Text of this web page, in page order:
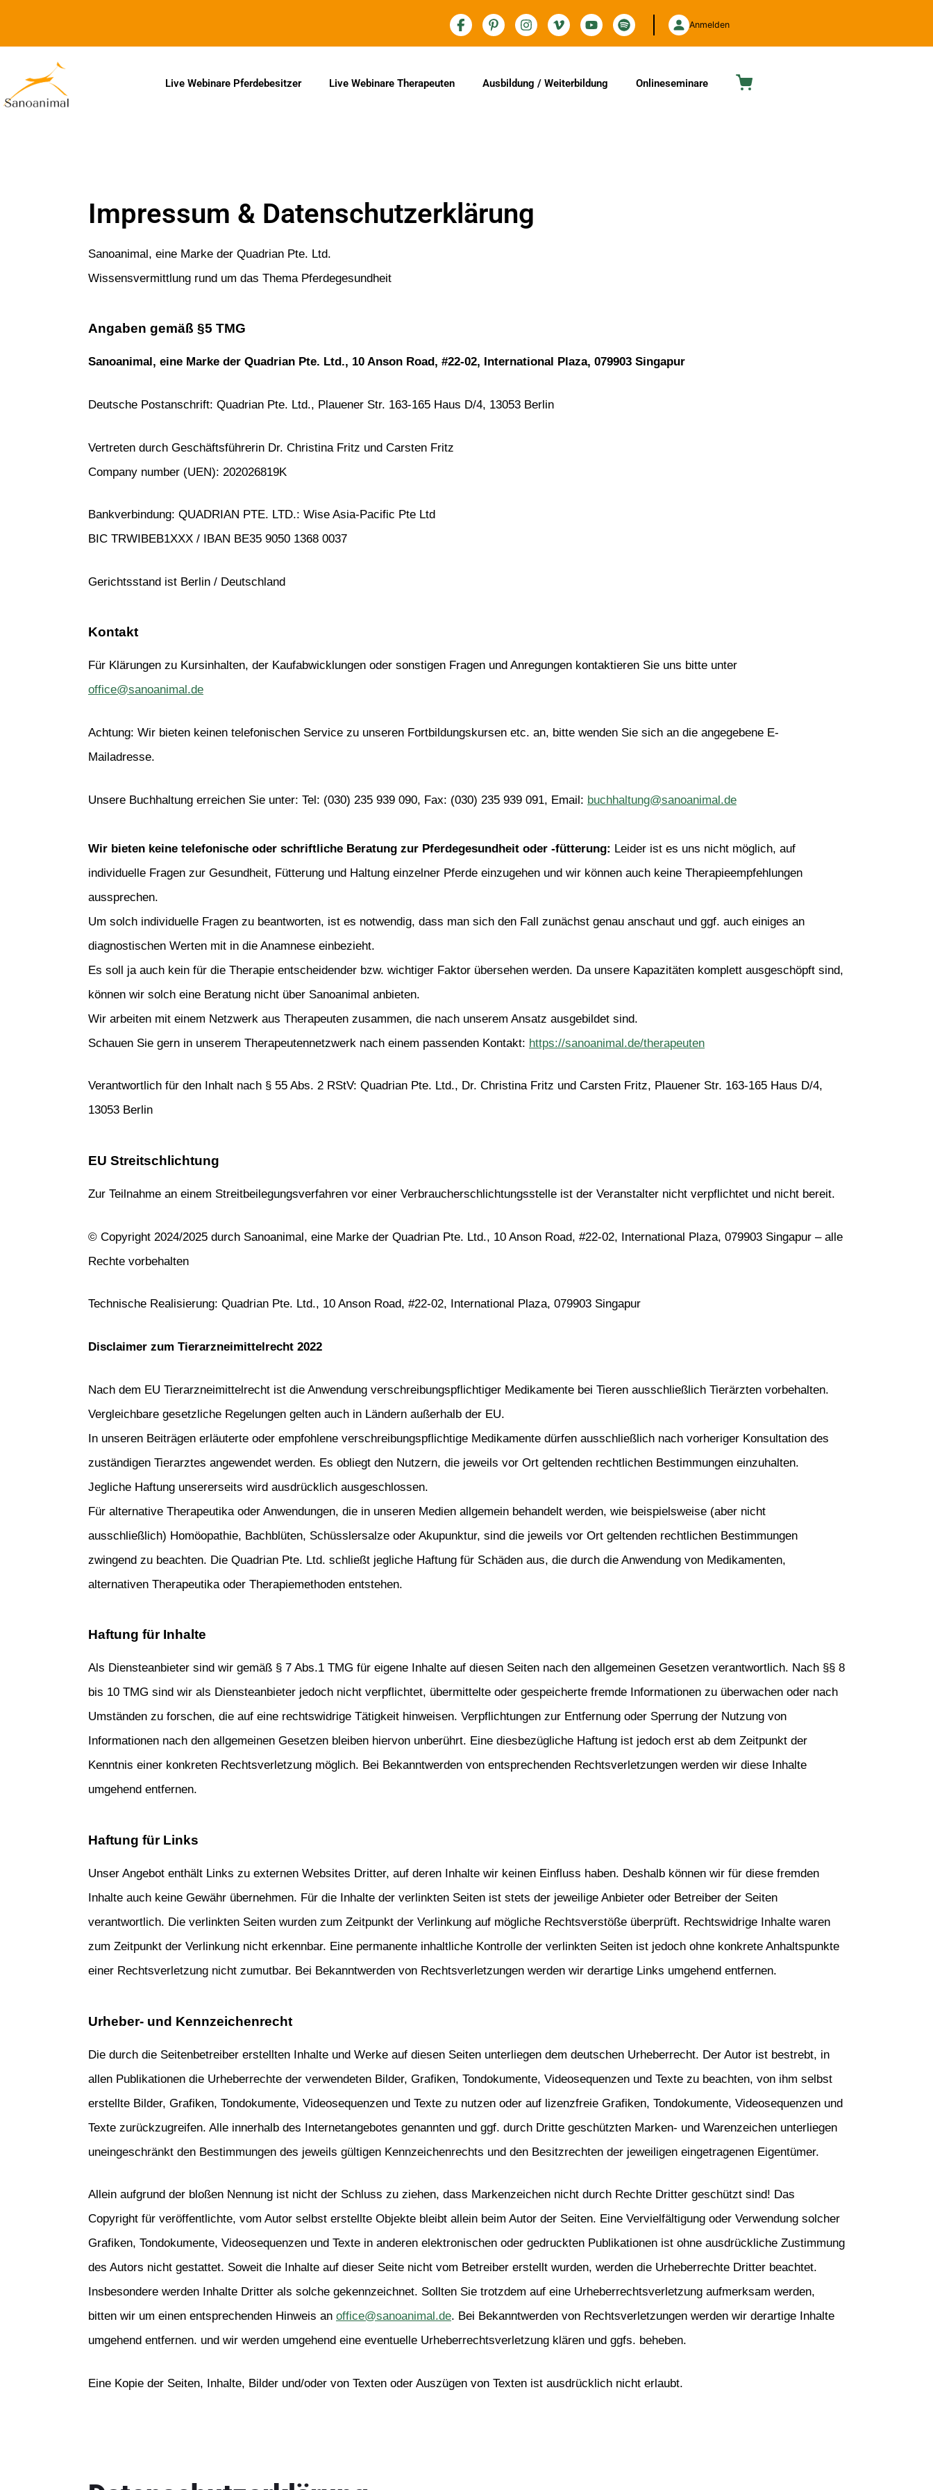
Anmelden
Live Webinare Pferdebesitzer Live Webinare Therapeuten Ausbildung / Weiterbildung Onlineseminare
Impressum & Datenschutzerklärung
Sanoanimal, eine Marke der Quadrian Pte. Ltd.
Wissensvermittlung rund um das Thema Pferdegesundheit
Angaben gemäß §5 TMG
Sanoanimal, eine Marke der Quadrian Pte. Ltd., 10 Anson Road, #22-02, International Plaza, 079903 Singapur
Deutsche Postanschrift: Quadrian Pte. Ltd., Plauener Str. 163-165 Haus D/4, 13053 Berlin
Vertreten durch Geschäftsführerin Dr. Christina Fritz und Carsten Fritz
Company number (UEN): 202026819K
Bankverbindung: QUADRIAN PTE. LTD.: Wise Asia-Pacific Pte Ltd
BIC TRWIBEB1XXX / IBAN BE35 9050 1368 0037
Gerichtsstand ist Berlin / Deutschland
Kontakt
Für Klärungen zu Kursinhalten, der Kaufabwicklungen oder sonstigen Fragen und Anregungen kontaktieren Sie uns bitte unter
office@sanoanimal.de
Achtung: Wir bieten keinen telefonischen Service zu unseren Fortbildungskursen etc. an, bitte wenden Sie sich an die angegebene E-
Mailadresse.
Unsere Buchhaltung erreichen Sie unter: Tel: (030) 235 939 090, Fax: (030) 235 939 091, Email: buchhaltung@sanoanimal.de
Wir bieten keine telefonische oder schriftliche Beratung zur Pferdegesundheit oder -fütterung: Leider ist es uns nicht möglich, auf
individuelle Fragen zur Gesundheit, Fütterung und Haltung einzelner Pferde einzugehen und wir können auch keine Therapieempfehlungen
aussprechen.
Um solch individuelle Fragen zu beantworten, ist es notwendig, dass man sich den Fall zunächst genau anschaut und ggf. auch einiges an
diagnostischen Werten mit in die Anamnese einbezieht.
Es soll ja auch kein für die Therapie entscheidender bzw. wichtiger Faktor übersehen werden. Da unsere Kapazitäten komplett ausgeschöpft sind,
können wir solch eine Beratung nicht über Sanoanimal anbieten.
Wir arbeiten mit einem Netzwerk aus Therapeuten zusammen, die nach unserem Ansatz ausgebildet sind.
Schauen Sie gern in unserem Therapeutennetzwerk nach einem passenden Kontakt: https://sanoanimal.de/therapeuten
Verantwortlich für den Inhalt nach § 55 Abs. 2 RStV: Quadrian Pte. Ltd., Dr. Christina Fritz und Carsten Fritz, Plauener Str. 163-165 Haus D/4,
13053 Berlin
EU Streitsch lichtung
Zur Teilnahme an einem Streitbeilegungsverfahren vor einer Verbraucherschlichtungsstelle ist der Veranstalter nicht verpflichtet und nicht bereit.
© Copyright 2024/2025 durch Sanoanimal, eine Marke der Quadrian Pte. Ltd., 10 Anson Road, #22-02, International Plaza, 079903 Singapur – alle
Rechte vorbehalten
Technische Realisierung: Quadrian Pte. Ltd., 10 Anson Road, #22-02, International Plaza, 079903 Singapur
Disclaimer zum Tierarzneimittelrecht 2022
Nach dem EU Tierarzneimittelrecht ist die Anwendung verschreibungspflichtiger Medikamente bei Tieren ausschließlich Tierärzten vorbehalten.
Vergleichbare gesetzliche Regelungen gelten auch in Ländern außerhalb der EU.
In unseren Beiträgen erläuterte oder empfohlene verschreibungspflichtige Medikamente dürfen ausschließlich nach vorheriger Konsultation des
zuständigen Tierarztes angewendet werden. Es obliegt den Nutzern, die jeweils vor Ort geltenden rechtlichen Bestimmungen einzuhalten.
Jegliche Haftung unsererseits wird ausdrücklich ausgeschlossen.
Für alternative Therapeutika oder Anwendungen, die in unseren Medien allgemein behandelt werden, wie beispielsweise (aber nicht
ausschließlich) Homöopathie, Bachblüten, Schüsslersalze oder Akupunktur, sind die jeweils vor Ort geltenden rechtlichen Bestimmungen
zwingend zu beachten. Die Quadrian Pte. Ltd. schließt jegliche Haftung für Schäden aus, die durch die Anwendung von Medikamenten,
alternativen Therapeutika oder Therapiemethoden entstehen.
Haftung für Inhalte
Als Diensteanbieter sind wir gemäß § 7 Abs.1 TMG für eigene Inhalte auf diesen Seiten nach den allgemeinen Gesetzen verantwortlich. Nach §§ 8
bis 10 TMG sind wir als Diensteanbieter jedoch nicht verpflichtet, übermittelte oder gespeicherte fremde Informationen zu überwachen oder nach
Umständen zu forschen, die auf eine rechtswidrige Tätigkeit hinweisen. Verpflichtungen zur Entfernung oder Sperrung der Nutzung von
Informationen nach den allgemeinen Gesetzen bleiben hiervon unberührt. Eine diesbezügliche Haftung ist jedoch erst ab dem Zeitpunkt der
Kenntnis einer konkreten Rechtsverletzung möglich. Bei Bekanntwerden von entsprechenden Rechtsverletzungen werden wir diese Inhalte
umgehend entfernen.
Haftung für Links
Unser Angebot enthält Links zu externen Websites Dritter, auf deren Inhalte wir keinen Einfluss haben. Deshalb können wir für diese fremden
Inhalte auch keine Gewähr übernehmen. Für die Inhalte der verlinkten Seiten ist stets der jeweilige Anbieter oder Betreiber der Seiten
verantwortlich. Die verlinkten Seiten wurden zum Zeitpunkt der Verlinkung auf mögliche Rechtsverstöße überprüft. Rechtswidrige Inhalte waren
zum Zeitpunkt der Verlinkung nicht erkennbar. Eine permanente inhaltliche Kontrolle der verlinkten Seiten ist jedoch ohne konkrete Anhaltspunkte
einer Rechtsverletzung nicht zumutbar. Bei Bekanntwerden von Rechtsverletzungen werden wir derartige Links umgehend entfernen.
Urheber- und Kennzeichenrecht
Die durch die Seitenbetreiber erstellten Inhalte und Werke auf diesen Seiten unterliegen dem deutschen Urheberrecht. Der Autor ist bestrebt, in
allen Publikationen die Urheberrechte der verwendeten Bilder, Grafiken, Tondokumente, Videosequenzen und Texte zu beachten, von ihm selbst
erstellte Bilder, Grafiken, Tondokumente, Videosequenzen und Texte zu nutzen oder auf lizenzfreie Grafiken, Tondokumente, Videosequenzen und
Texte zurückzugreifen. Alle innerhalb des Internetangebotes genannten und ggf. durch Dritte geschützten Marken- und Warenzeichen unterliegen
uneingeschränkt den Bestimmungen des jeweils gültigen Kennzeichenrechts und den Besitzrechten der jeweiligen eingetragenen Eigentümer.
Allein aufgrund der bloßen Nennung ist nicht der Schluss zu ziehen, dass Markenzeichen nicht durch Rechte Dritter geschützt sind! Das
Copyright für veröffentlichte, vom Autor selbst erstellte Objekte bleibt allein beim Autor der Seiten. Eine Vervielfältigung oder Verwendung solcher
Grafiken, Tondokumente, Videosequenzen und Texte in anderen elektronischen oder gedruckten Publikationen ist ohne ausdrückliche Zustimmung
des Autors nicht gestattet. Soweit die Inhalte auf dieser Seite nicht vom Betreiber erstellt wurden, werden die Urheberrechte Dritter beachtet.
Insbesondere werden Inhalte Dritter als solche gekennzeichnet. Sollten Sie trotzdem auf eine Urheberrechtsverletzung aufmerksam werden,
bitten wir um einen entsprechenden Hinweis an office@sanoanimal.de. Bei Bekanntwerden von Rechtsverletzungen werden wir derartige Inhalte
umgehend entfernen. und wir werden umgehend eine eventuelle Urheberrechtsverletzung klären und ggfs. beheben.
Eine Kopie der Seiten, Inhalte, Bilder und/oder von Texten oder Auszügen von Texten ist ausdrücklich nicht erlaubt.